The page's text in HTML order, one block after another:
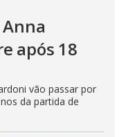
após 18
vão passar por
da partida de